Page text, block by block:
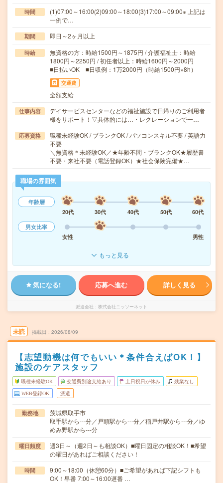
時間
(1)07:00～16:00(2)09:00～18:00(3)17:00～09:00※ 上記は
一例で…
期間 即日～2ヶ月以上
時給
無資格の方：時給1500円～1875円 / 介護福祉士：時給
1800円～2250円 / 初任者以上：時給1600円～2000円
■日払いOK ■日収例：1万2000円（時給1500円×8h）
交通費
全額支給
仕事内容
デイサービスセンターなどの福祉施設で日帰りのご利用者
様をサポート！▽具体的には…・レクレーションで一…
応募資格
職種未経験OK / ブランクOK / パソコンスキル不要 / 英語力
不要
＼無資格＊未経験OK／★年齢不問・ブランクOK★履歴書
不要・来社不要（電話登録OK）★社会保険完備★…
職場の雰囲気
年齢層
20代
30代 40代 50代
60代
男女比率
女性
男性
もっと見る
気になる! 応募へ進む 詳しく見る
派遣会社 株式会社ニッソーネット
未読 掲載日 2026/08/09
【志望動機は何でもいい＊条件合えばOK！】
施設のケアスタッフ
職種未経験OK 交通費別途支給あり 土日祝日が休み 残業なし
WEB登録OK 派遣
勤務地
茨城県取手市
取手駅から---分／戸頭駅から---分／稲戸井駅から---分／ゆ
めみ野駅から---分
曜日頻度
週3日～（週2日～も相談OK）■曜日固定の相談OK！■希望
の曜日があればご相談ください！
時間
9:00～18:00（休憩60分）■ご希望があれば下記シフトも
OK！早番 7:00～16:00遅番 …